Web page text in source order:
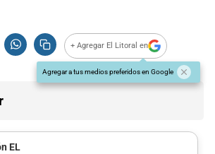
+ Agregar El Litoral en
Agregar a tus medios preferidos en Google
EL